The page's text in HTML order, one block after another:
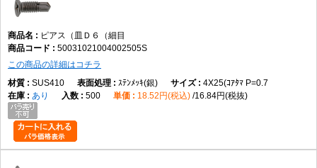
ピアス（皿Ｄ６（細目
50031021004002505S
この商品の詳細はコチラ
SUS410
ｽﾃﾝﾒｯｷ(銀)
4X25(ｺｱﾀﾏ P=0.7
あり
500 18.52円(税込) 16.84円(税抜)